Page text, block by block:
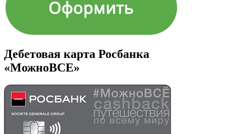
Дебетовая карта Росбанка
«МожноВСЕ»